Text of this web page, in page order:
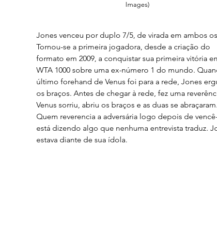
Images)
Jones venceu por duplo 7/5, de virada em ambos
Tornou-se a primeira jogadora, desde a criação do
formato em 2009, a conquistar sua primeira vitória
WTA 1000 sobre uma ex-número 1 do mundo.
último forehand de Venus foi para a rede, Jones
os braços. Antes de chegar à rede, fez uma
Venus sorriu, abriu os braços e as duas se
Quem reverencia a adversária logo depois de
está dizendo algo que nenhuma entrevista traduz.
estava diante de sua ídola.